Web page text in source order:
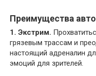
Преимущества
1. Экстрим.
грязевым трассам и
настоящий адреналин
эмоций для зрителей.